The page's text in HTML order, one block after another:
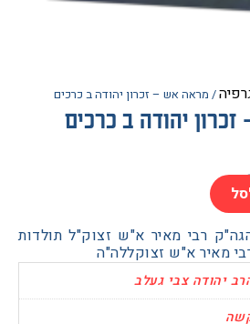
אש – זכרון יהודה ב כרכים
יהודה ב כרכים
מאיר א"ש זצוק"ל תולדות
א"ש זצוקללה"ה
צבי געלב